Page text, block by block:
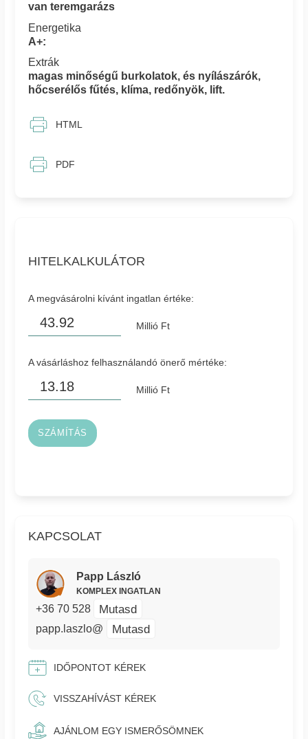
HITELKALKULÁTOR
A megvásárolni kívánt ingatlan értéke:
Millió Ft
A vásárláshoz felhasználandó önerő mértéke:
Millió Ft
SZÁMÍTÁS
KAPCSOLAT
Papp László
KOMPLEX INGATLAN
+36 70 528 Mutasd
papp.laszlo@ Mutasd
IDŐPONTOT KÉREK
VISSZAHÍVÁST KÉREK
AJÁNLOM EGY ISMERŐSÖMNEK
van teremgarázs
Energetika
A+:
Extrák
magas minőségű burkolatok, és nyílászárók,
hőcserélős fűtés, klíma, redőnyök, lift.
HTML
PDF